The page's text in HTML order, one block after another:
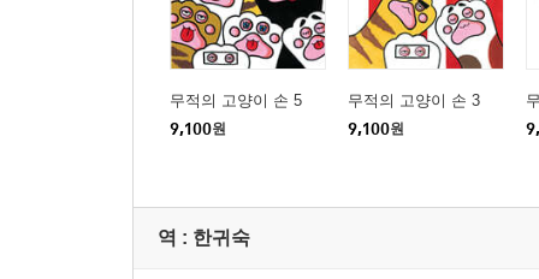
무적의 고양이 손 5
9,100원
무적의 고양이 손 3
9,100원
역 : 한귀숙